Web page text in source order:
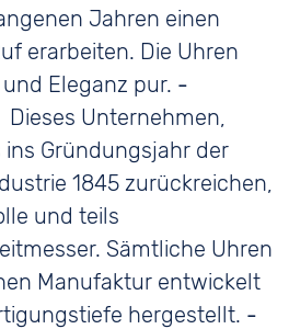
Jahren einen
erarbeiten. Die Uhren
Eleganz pur. -
Dieses Unternehmen,
ins Gründungsjahr der
1845 zurückreichen,
und teils
Sämtliche Uhren
Manufaktur entwickelt
hergestellt. -